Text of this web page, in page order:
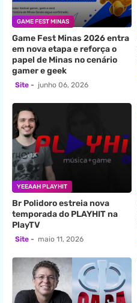
GAME FEST MINAS
Game Fest Minas 2026 entra
em nova etapa e reforça o
papel de Minas no cenário
gamer e geek
Site junho 06, 2026
YEEAAH PLAYHIT
Br Polidoro estreia nova
temporada do PLAYHIT na
PlayTV
Site maio 11, 2026